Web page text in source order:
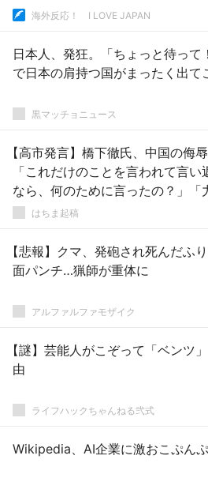
海外反応！ I LOVE JAPAN
日本人、発狂。「ちょっと待っ
で日本の肩持つ国がまったく出て
黒マッチョニュース
【高市発言】橋下徹氏、中国の侮
「これだけのことを言われて言い
なら、何のために言ったの？」「
ときにはキャンキャン吠えるべき
はちま起稿
【悲報】クマ、発砲され死んだふ
面パンチ…猟師が重体に
アルファルファモザイク
【謎】芸能人がこぞって「ベンツ
由
ライフハックちゃんねる弐式
Wikipedia、AI企業に激おこぷん